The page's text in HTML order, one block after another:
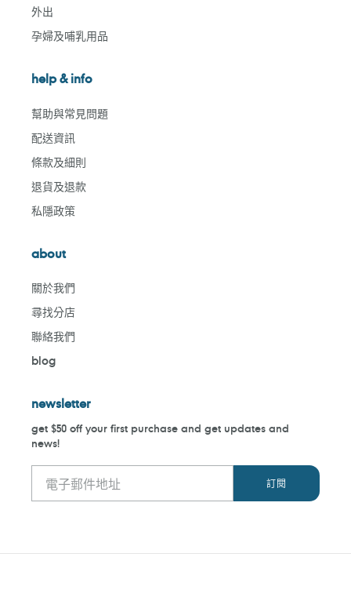
外出
孕婦及哺乳用品
help & info
幫助與常見問題
配送資訊
條款及細則
退貨及退款
私隱政策
about
關於我們
尋找分店
聯絡我們
blog
newsletter
get $50 off your first purchase and get updates and
news!